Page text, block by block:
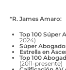
*R. James Amaro:
Top 100 Súper
2024)
Súper
Estrella en
Top 100
(2011-presente)